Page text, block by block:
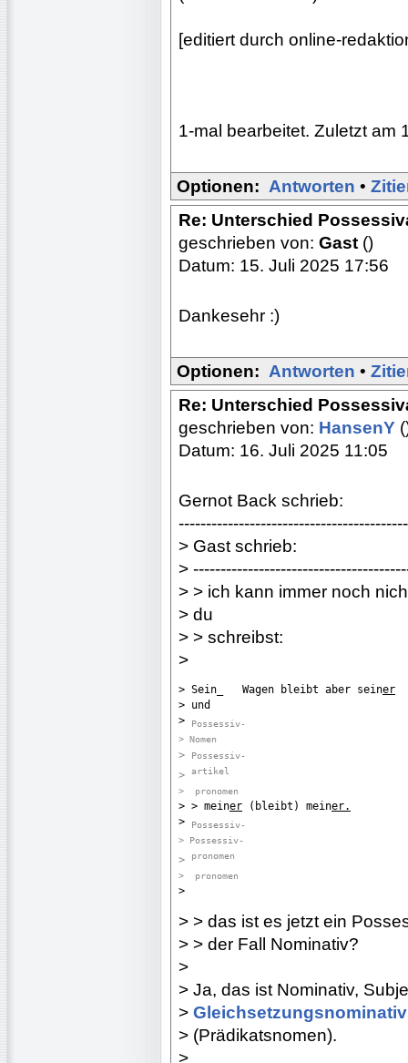
[editiert durch online-
1-mal bearbeitet. Zuletzt am
Optionen: Antworten •
Re: Unterschied
geschrieben von: Gast ()
Datum: 15. Juli 2025 17:56
Dankesehr :)
Optionen: Antworten •
Re: Unterschied
geschrieben von: HansenY
Datum: 16. Juli 2025 11:05
Gernot Back schrieb:
> Gast schrieb:
>
> > ich kann immer noch
> du
> > schreibst:
>
> Sein_   Wagen bleibt aber seiner
> und
>
Possessiv-
> Nomen
> Possessiv-
>
artikel
>
pronomen
> > meiner (bleibt) meiner.
>
Possessiv-
> Possessiv-
>
pronomen
>
pronomen
>
> > das ist es jetzt ein
> > der Fall Nominativ?
>
> Ja, das ist Nominativ,
> Gleichsetzungsnominativ
> (Prädikatsnomen).
>